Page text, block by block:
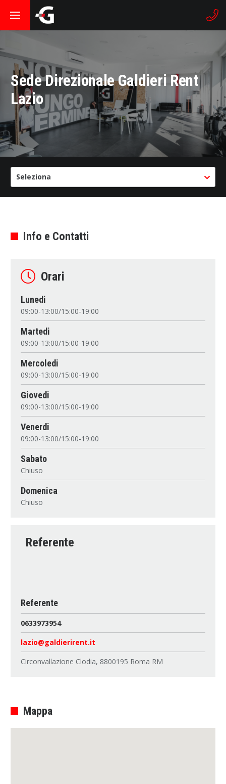
Sede Direzionale Galdieri Rent
Lazio
Seleziona
Info e Contatti
Orari
Lunedi
09:00-13:00/15:00-19:00
Martedi
09:00-13:00/15:00-19:00
Mercoledi
09:00-13:00/15:00-19:00
Giovedi
09:00-13:00/15:00-19:00
Venerdi
09:00-13:00/15:00-19:00
Sabato
Chiuso
Domenica
Chiuso
Referente
Referente
0633973954
lazio@galdierirent.it
Circonvallazione Clodia, 8800195 Roma RM
Mappa